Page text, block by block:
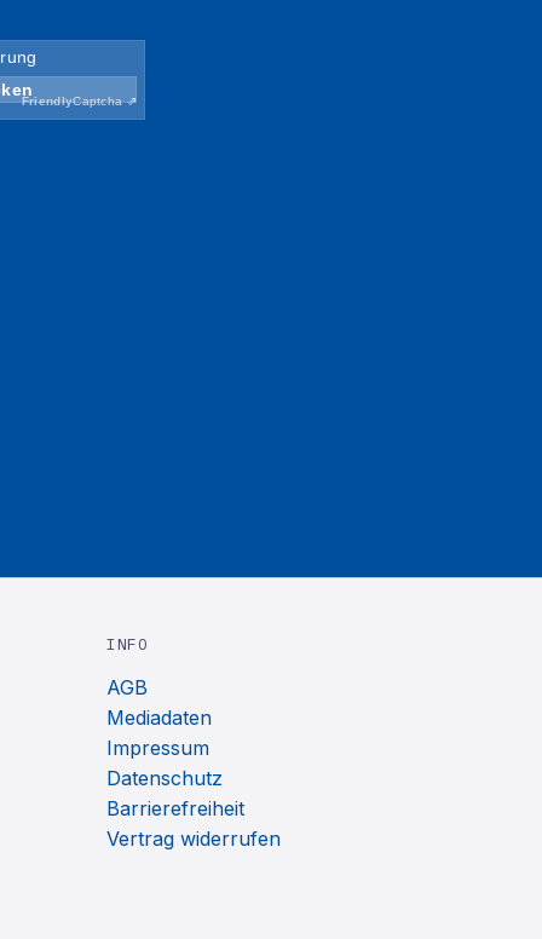
INFO
AGB
Mediadaten
Impressum
Datenschutz
Barrierefreiheit
Vertrag widerrufen